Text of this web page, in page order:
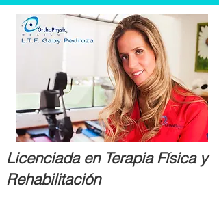
Licenciada en Terapia Física y
Rehabilitación